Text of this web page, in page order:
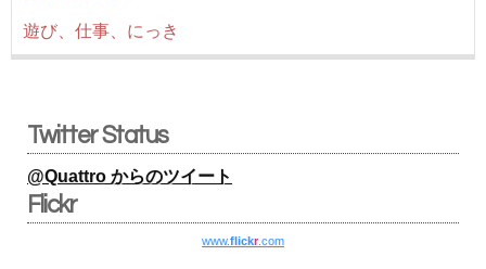
遊び、仕事、にっき
Twitter Status
@Quattro からのツイート
Flickr
www.flickr.com